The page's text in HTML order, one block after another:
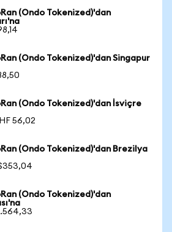
(Ondo Tokenized)'dan
(Ondo Tokenized)'dan Singapur
(Ondo Tokenized)'dan İsviçre
56,02
(Ondo Tokenized)'dan Brezilya
(Ondo Tokenized)'dan